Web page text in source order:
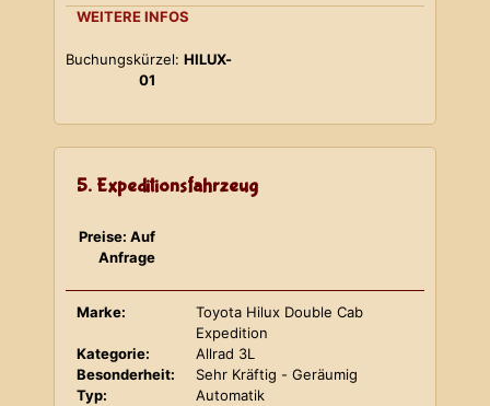
WEITERE INFOS
Buchungskürzel: HILUX-
01
5. Expeditionsfahrzeug
Preise: Auf
Anfrage
Marke:
Toyota Hilux Double Cab
Expedition
Kategorie:
Allrad 3L
Besonderheit:
Sehr Kräftig - Geräumig
Typ:
Automatik